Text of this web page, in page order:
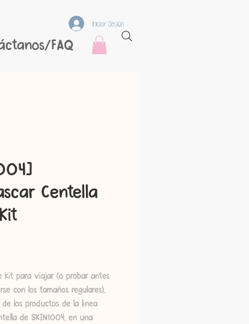
FAQ
Iniciar Sesión
Centella
kit para viajar (o probar antes
con los tamaños regulares),
los productos de la línea
de SKIN1004, en una